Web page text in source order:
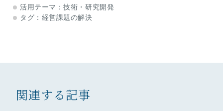
的かつ重要な機能のひとつであり、新製品の導入や改良、製
造、販売に対する技術的サポートのために行われ
活用テーマ：技術・研究開発
タグ： 経営課題の解決
関連する記事